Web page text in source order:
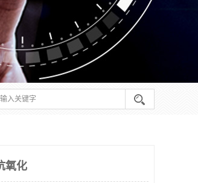
氧化